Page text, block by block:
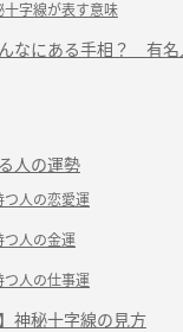
字線が表す意味
なにある手相？ 有名
人の運勢
人の恋愛運
つ人の金運
人の仕事運
神秘十字線の見方